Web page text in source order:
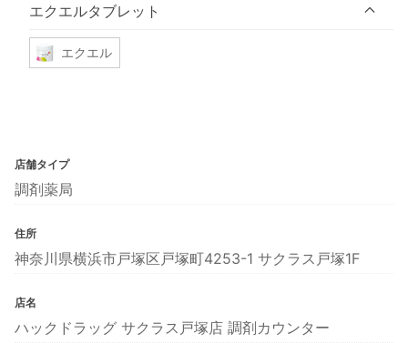
エクエルタブレット
エクエル
店舗タイプ
調剤薬局
住所
神奈川県横浜市戸塚区戸塚町4253-1 サクラス戸塚1F
店名
ハックドラッグ サクラス戸塚店 調剤カウンター